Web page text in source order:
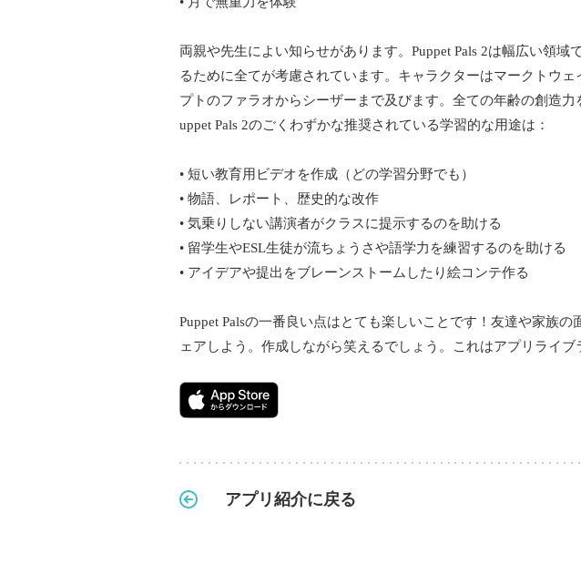
両親や先生によい知らせがあります。Puppet Pals 2は幅広い領域
るために全てが考慮されています。キャラクターはマークトウ
プトのファラオからシーザーまで及びます。全ての年齢の創造
uppet Pals 2のごくわずかな推奨されている学習的な用途は：
• 短い教育用ビデオを作成（どの学習分野でも）
• 物語、レポート、歴史的な改作
• 気乗りしない講演者がクラスに提示するのを助ける
• 留学生やESL生徒が流ちょうさや語学力を練習するのを助ける
• アイデアや提出をブレーンストームしたり絵コンテ作る
Puppet Palsの一番良い点はとても楽しいことです！友達や家族
ェアしよう。作成しながら笑えるでしょう。これはアプリライブ
アプリ紹介に戻る